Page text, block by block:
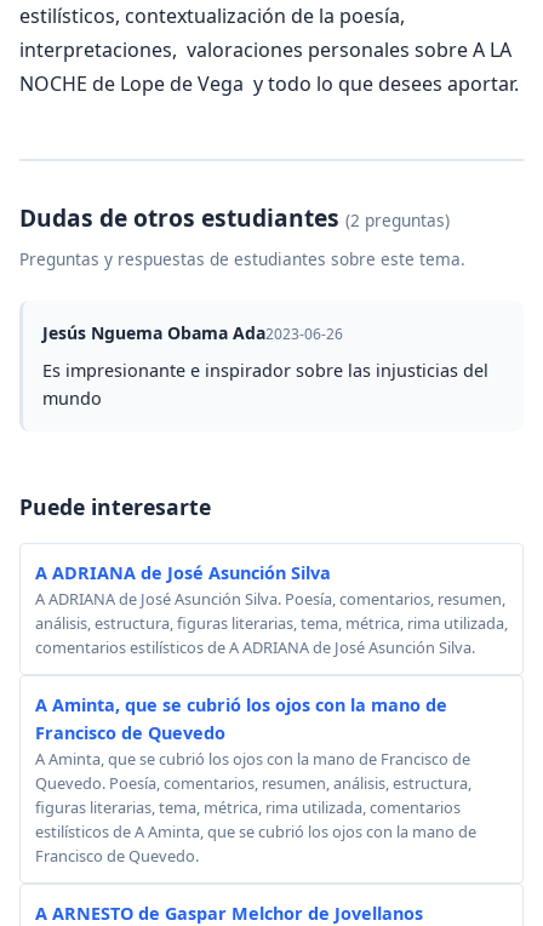
estilísticos, contextualización de la poesía,
interpretaciones, valoraciones personales sobre A LA
NOCHE de Lope de Vega y todo lo que desees aportar.
Dudas de otros estudiantes (2 preguntas)
Preguntas y respuestas de estudiantes sobre este tema.
Jesús Nguema Obama Ada2023-06-26
Es impresionante e inspirador sobre las injusticias del
mundo
Puede interesarte
A ADRIANA de José Asunción Silva
A ADRIANA de José Asunción Silva. Poesía, comentarios, resumen,
análisis, estructura, figuras literarias, tema, métrica, rima utilizada,
comentarios estilísticos de A ADRIANA de José Asunción Silva.
A Aminta, que se cubrió los ojos con la mano de
Francisco de Quevedo
A Aminta, que se cubrió los ojos con la mano de Francisco de
Quevedo. Poesía, comentarios, resumen, análisis, estructura,
figuras literarias, tema, métrica, rima utilizada, comentarios
estilísticos de A Aminta, que se cubrió los ojos con la mano de
Francisco de Quevedo.
A ARNESTO de Gaspar Melchor de Jovellanos